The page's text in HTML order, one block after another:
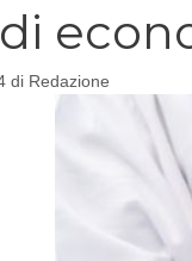
di Redazione